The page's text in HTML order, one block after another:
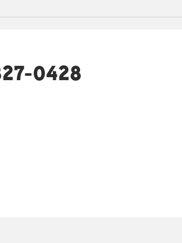
0428